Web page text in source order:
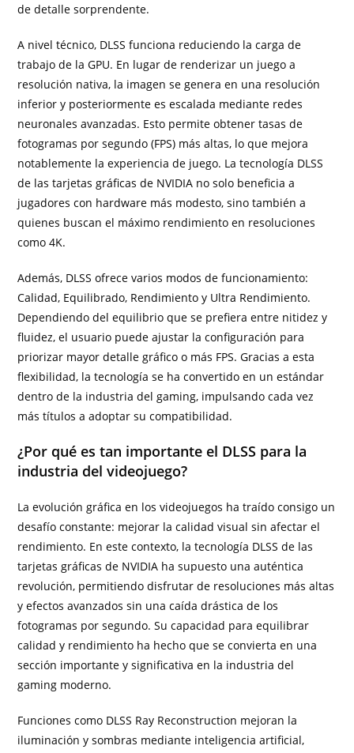
de detalle sorprendente.
A nivel técnico, DLSS funciona reduciendo la carga de
trabajo de la GPU. En lugar de renderizar un juego a
resolución nativa, la imagen se genera en una resolución
inferior y posteriormente es escalada mediante redes
neuronales avanzadas. Esto permite obtener tasas de
fotogramas por segundo (FPS) más altas, lo que mejora
notablemente la experiencia de juego. La tecnología DLSS
de las tarjetas gráficas de NVIDIA no solo beneficia a
jugadores con hardware más modesto, sino también a
quienes buscan el máximo rendimiento en resoluciones
como 4K.
Además, DLSS ofrece varios modos de funcionamiento:
Calidad, Equilibrado, Rendimiento y Ultra Rendimiento.
Dependiendo del equilibrio que se prefiera entre nitidez y
fluidez, el usuario puede ajustar la configuración para
priorizar mayor detalle gráfico o más FPS. Gracias a esta
flexibilidad, la tecnología se ha convertido en un estándar
dentro de la industria del gaming, impulsando cada vez
más títulos a adoptar su compatibilidad.
¿Por qué es tan importante el DLSS para la
industria del videojuego?
La evolución gráfica en los videojuegos ha traído consigo un
desafío constante: mejorar la calidad visual sin afectar el
rendimiento. En este contexto, la tecnología DLSS de las
tarjetas gráficas de NVIDIA ha supuesto una auténtica
revolución, permitiendo disfrutar de resoluciones más altas
y efectos avanzados sin una caída drástica de los
fotogramas por segundo. Su capacidad para equilibrar
calidad y rendimiento ha hecho que se convierta en una
sección importante y significativa en la industria del
gaming moderno.
Funciones como DLSS Ray Reconstruction mejoran la
iluminación y sombras mediante inteligencia artificial,